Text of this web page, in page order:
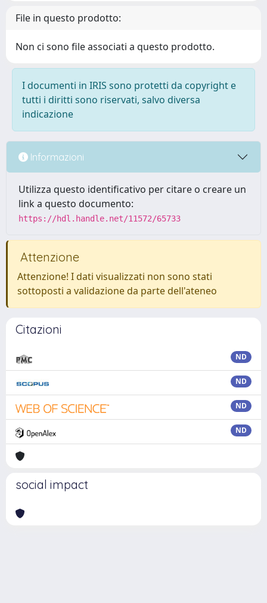
File in questo prodotto:
Non ci sono file associati a questo prodotto.
I documenti in IRIS sono protetti da copyright e
tutti i diritti sono riservati, salvo diversa
indicazione
Informazioni
Utilizza questo identificativo per citare o creare un
link a questo documento:
https://hdl.handle.net/11572/65733
Attenzione
Attenzione! I dati visualizzati non sono stati
sottoposti a validazione da parte dell'ateneo
Citazioni
ND
ND
ND
ND
social impact